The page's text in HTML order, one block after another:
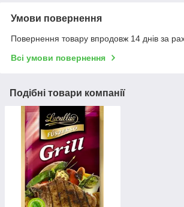
Умови повернення
Повернення товару впродовж 14 днів за
Всі умови повернення
Подібні товари компанії